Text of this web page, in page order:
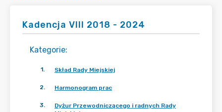
Kadencja VIII 2018 - 2024
Kategorie:
1. Skład Rady Miejskiej
2. Harmonogram prac
3.
Dyżur Przewodniczącego i radnych Rady